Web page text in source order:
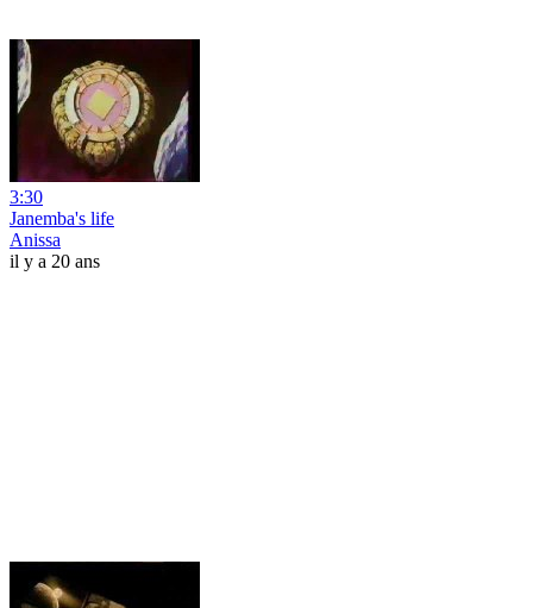
3:30
Janemba's life
Anissa
il y a 20 ans